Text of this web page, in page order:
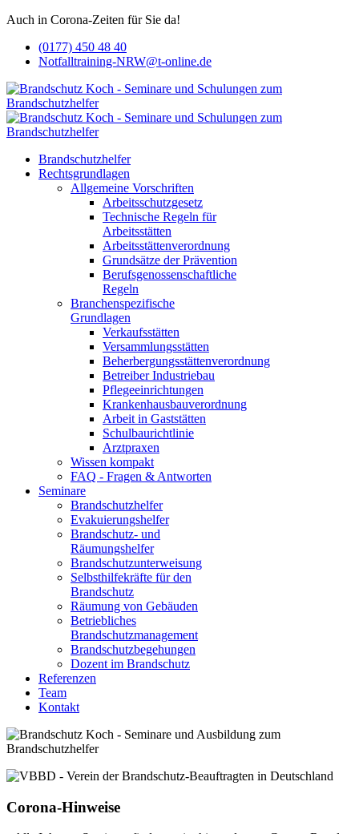
Auch in Corona-Zeiten für Sie da!
(0177) 450 48 40
Notfalltraining-NRW@t-online.de
Brandschutzhelfer
Rechtsgrundlagen
Allgemeine Vorschriften
Arbeitsschutzgesetz
Technische Regeln für
Arbeitsstätten
Arbeitsstättenverordnung
Grundsätze der Prävention
Berufsgenossenschaftliche
Regeln
Branchenspezifische
Grundlagen
Verkaufsstätten
Versammlungsstätten
Beherbergungsstättenverordnung
Betreiber Industriebau
Pflegeeinrichtungen
Krankenhausbauverordnung
Arbeit in Gaststätten
Schulbaurichtlinie
Arztpraxen
Wissen kompakt
FAQ - Fragen & Antworten
Seminare
Brandschutzhelfer
Evakuierungshelfer
Brandschutz- und
Räumungshelfer
Brandschutzunterweisung
Selbsthilfekräfte für den
Brandschutz
Räumung von Gebäuden
Betriebliches
Brandschutzmanagement
Brandschutzbegehungen
Dozent im Brandschutz
Referenzen
Team
Kontakt
Corona-Hinweise